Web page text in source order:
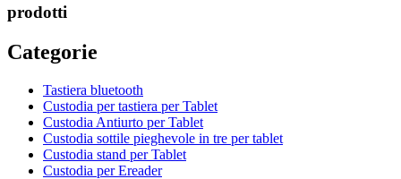
prodotti
Categorie
Tastiera bluetooth
Custodia per tastiera per Tablet
Custodia Antiurto per Tablet
Custodia sottile pieghevole in tre per tablet
Custodia stand per Tablet
Custodia per Ereader